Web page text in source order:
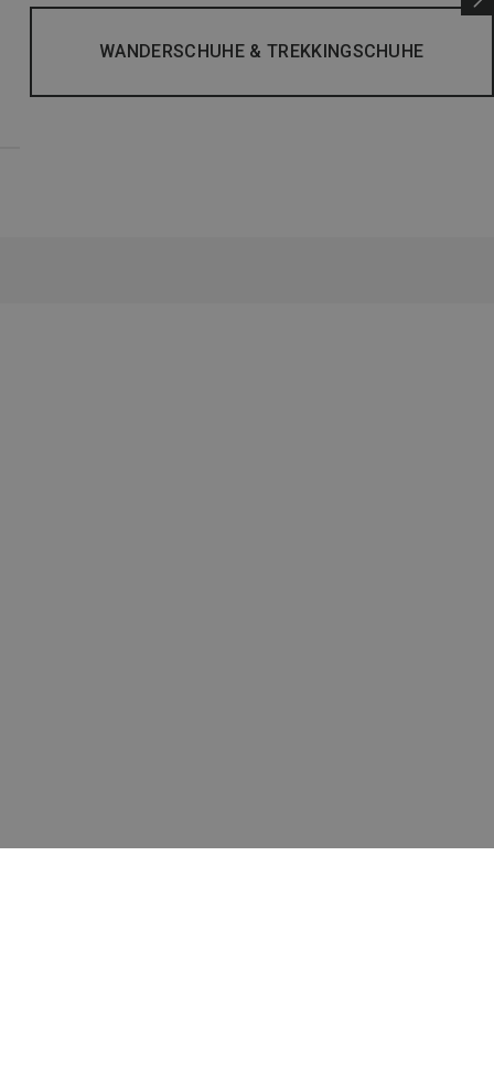
WANDERSCHUHE & TREKKINGSCHUHE